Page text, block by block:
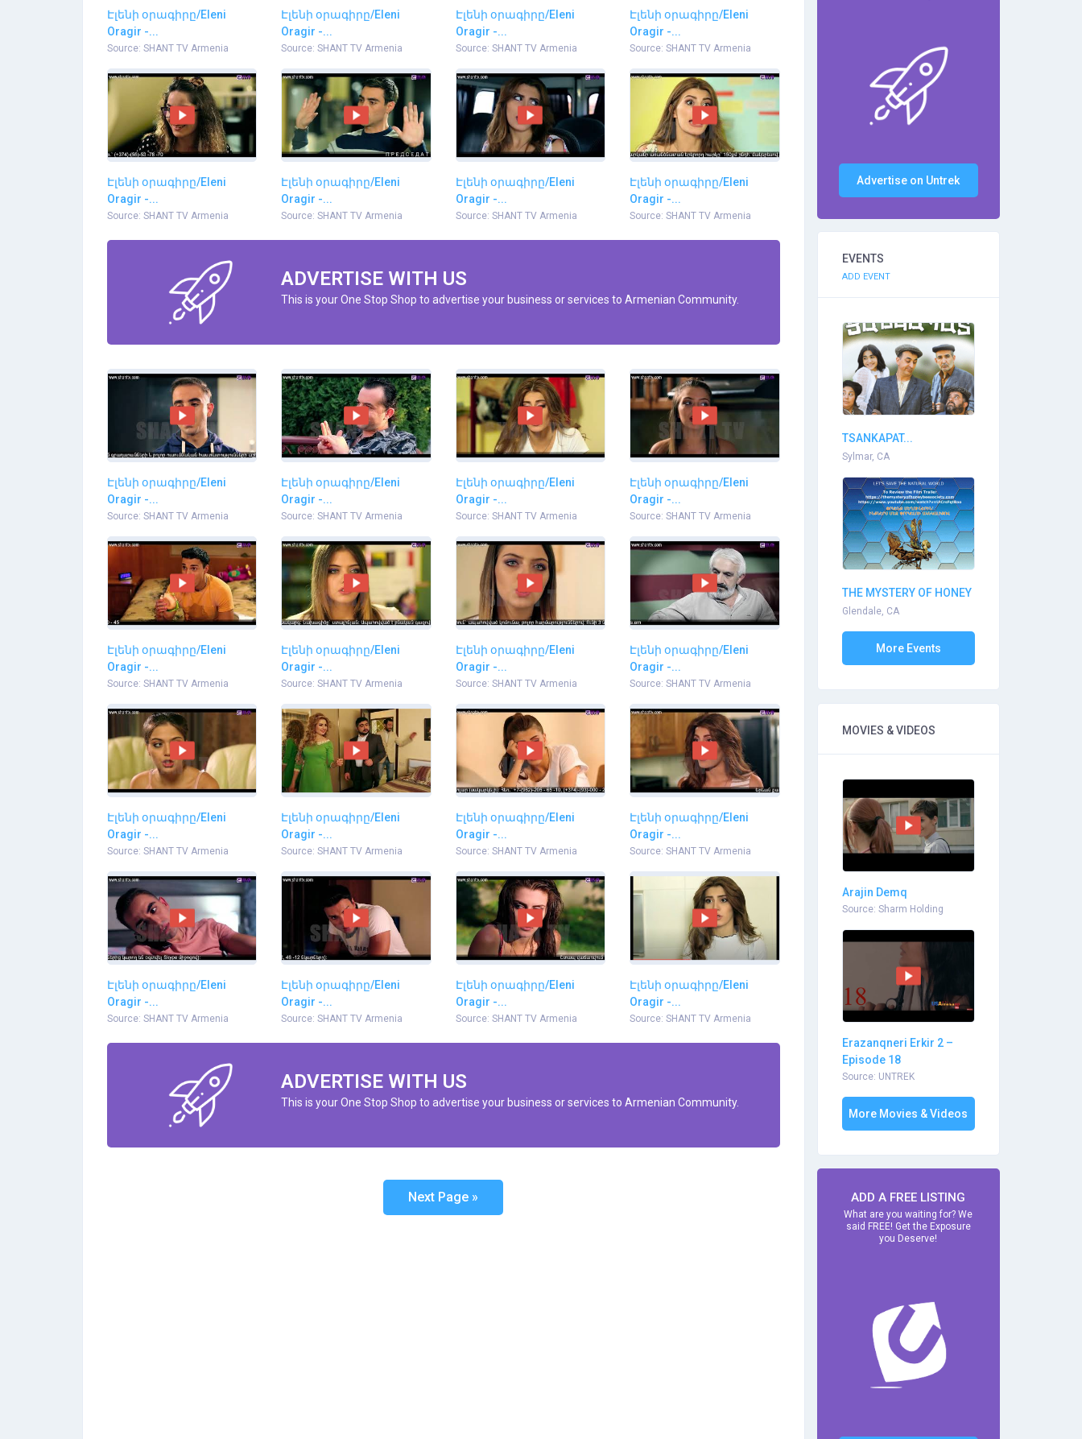
Էլենի օրագիրը/Eleni
Oragir -...
Source: SHANT TV Armenia
Էլենի օրագիրը/Eleni
Oragir -...
Source: SHANT TV Armenia
Էլենի օրագիրը/Eleni
Oragir -...
Source: SHANT TV Armenia
Էլենի օրագիրը/Eleni
Oragir -...
Source: SHANT TV Armenia
Էլենի օրագիրը/Eleni
Oragir -...
Source: SHANT TV Armenia
Էլենի օրագիրը/Eleni
Oragir -...
Source: SHANT TV Armenia
Էլենի օրագիրը/Eleni
Oragir -...
Source: SHANT TV Armenia
Էլենի օրագիրը/Eleni
Oragir -...
Source: SHANT TV Armenia
ADVERTISE WITH US
This is your One Stop Shop to advertise your business or services to Armenian Community.
Էլենի օրագիրը/Eleni
Oragir -...
Source: SHANT TV Armenia
Էլենի օրագիրը/Eleni
Oragir -...
Source: SHANT TV Armenia
Էլենի օրագիրը/Eleni
Oragir -...
Source: SHANT TV Armenia
Էլենի օրագիրը/Eleni
Oragir -...
Source: SHANT TV Armenia
Էլենի օրագիրը/Eleni
Oragir -...
Source: SHANT TV Armenia
Էլենի օրագիրը/Eleni
Oragir -...
Source: SHANT TV Armenia
Էլենի օրագիրը/Eleni
Oragir -...
Source: SHANT TV Armenia
Էլենի օրագիրը/Eleni
Oragir -...
Source: SHANT TV Armenia
Էլենի օրագիրը/Eleni
Oragir -...
Source: SHANT TV Armenia
Էլենի օրագիրը/Eleni
Oragir -...
Source: SHANT TV Armenia
Էլենի օրագիրը/Eleni
Oragir -...
Source: SHANT TV Armenia
Էլենի օրագիրը/Eleni
Oragir -...
Source: SHANT TV Armenia
Էլենի օրագիրը/Eleni
Oragir -...
Source: SHANT TV Armenia
Էլենի օրագիրը/Eleni
Oragir -...
Source: SHANT TV Armenia
Էլենի օրագիրը/Eleni
Oragir -...
Source: SHANT TV Armenia
Էլենի օրագիրը/Eleni
Oragir -...
Source: SHANT TV Armenia
ADVERTISE WITH US
This is your One Stop Shop to advertise your business or services to Armenian Community.
Advertise on Untrek
EVENTS
ADD EVENT
TSANKAPAT...
Sylmar, CA
THE MYSTERY OF HONEY
BEE SOCIE...
Glendale, CA
More Events
MOVIES & VIDEOS
Arajin Demq
Source: Sharm Holding
Erazanqneri Erkir 2 –
Episode 18
Source: UNTREK
More Movies & Videos
ADD A FREE LISTING
What are you waiting for? We
said FREE! Get the Exposure
you Deserve!